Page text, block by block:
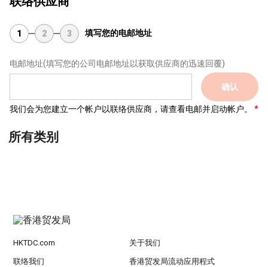
1 2 3 填写您的电邮地址
电邮地址(填写您的公司电邮地址以获取供应商的迅速回覆)
确认
我们会为您建立一个帐户以联络供应商，请查看电邮并启动帐户。
所有类别
HKTDC.com 关于我们
联络我们 香港贸发局流动应用程式